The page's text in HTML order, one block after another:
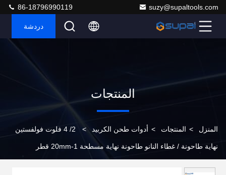
suzy@supaltools.com
86-18796990119
دردشة
المنتجات
المنزل > المنتجات > أدوات طحن الكربيد > 2/ 4 فلوت فولفستين
نهاية طاحونة / غطاء النانو طاحونة نهاية مسطحة 1-20mm قطر